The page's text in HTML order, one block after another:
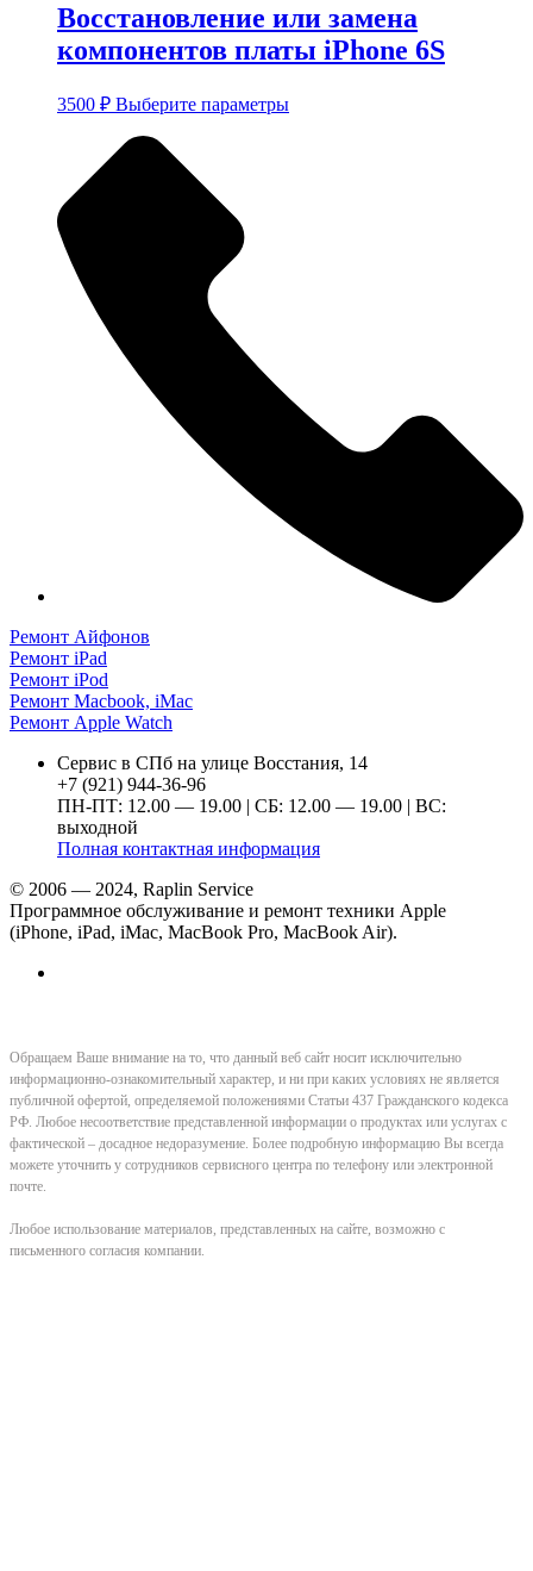
Восстановление или замена
компонентов платы iPhone 6S
3500 ₽ Выберите параметрыЭтот
Ремонт Айфонов
Ремонт iPad
Ремонт iPod
Ремонт Macbook, iMac
Ремонт Apple Watch
Сервис в СПб на улице Восстания, 14
+7 (921) 944-36-96
ПН-ПТ: 12.00 — 19.00 | СБ: 12.00 — 19.00 | ВС:
выходной
Полная контактная информация
© 2006 — 2024, Raplin Service
Программное обслуживание и ремонт техники Apple
(iPhone, iPad, iMac, MacBook Pro, MacBook Air).
Обращаем Ваше внимание на то, что данный веб сайт носит исключительно
информационно-ознакомительный характер, и ни при каких условиях не является
публичной офертой, определяемой положениями Статьи 437 Гражданского кодекса
РФ. Любое несоответствие представленной информации о продуктах или услугах с
фактической – досадное недоразумение. Более подробную информацию Вы всегда
можете уточнить у сотрудников сервисного центра по телефону или электронной
почте.
Любое использование материалов, представленных на сайте, возможно с
письменного согласия компании.